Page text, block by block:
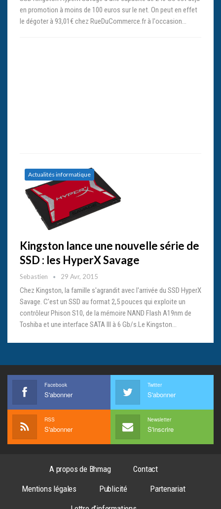
en promotion à moins de 100 euros sur le net. On peut en effet
le dégoter à 93,01€ chez RueDuCommerce.fr à l'occasion…
Actualités informatique
Kingston lance une nouvelle série de
SSD : les HyperX Savage
Sebastien 29 Avr, 2015
Chez Kingston, la famille s'agrandit avec l'arrivée du SSD HyperX
Savage. C'est un SSD au format 2,5 pouces qui exploite un
contrôleur Phison S10, de la mémoire NAND Flash A19nm de
Toshiba et une interface SATA III à 6 Gb/s.Le Kingston…
Facebook
S'abonner
Twitter
S'abonner
RSS
S'abonner
Newsletter
S'inscrire
A propos de Bhmag
Contact
Mentions légales
Publicité
Partenariat